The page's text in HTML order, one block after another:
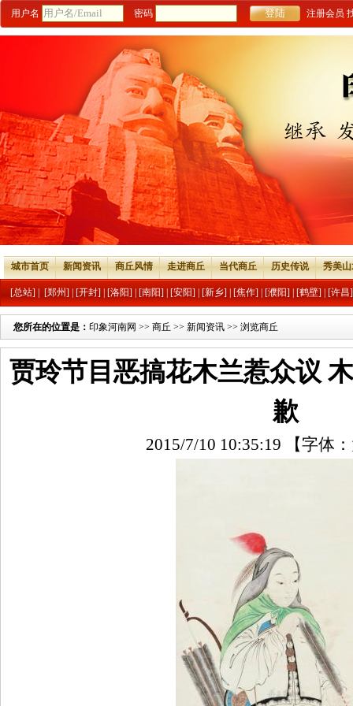
用户名 密码 注册会员
城市首页 新闻资讯 商丘风情 走进商丘 当代商丘 历史传说 秀美
[总站] [郑州] [开封] [洛阳] [南阳] [安阳] [新乡] [焦作] [濮阳] [鹤壁] [许昌]
您所在的位置是： 印象河南网 >> 商丘 >> 新闻资讯 >> 浏览商丘
贾玲节目恶搞花木兰惹众议
歉
2015/7/10 10:35:19 【字体：